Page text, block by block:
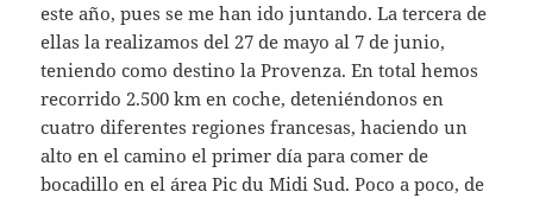
este año, pues se me han ido juntando. La tercera de
ellas la realizamos del 27 de mayo al 7 de junio,
teniendo como destino la Provenza. En total hemos
recorrido 2.500 km en coche, deteniéndonos en
cuatro diferentes regiones francesas, haciendo un
alto en el camino el primer día para comer de
bocadillo en el área Pic du Midi Sud. Poco a poco, de